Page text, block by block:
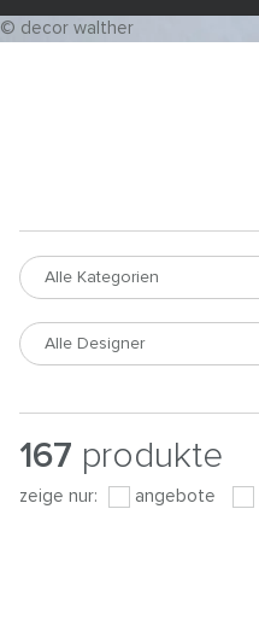
© decor walther
167 produkte
zeige nur: angebote